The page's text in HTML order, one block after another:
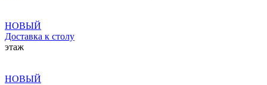
НОВЫЙ
Доставка к столу
этаж
НОВЫЙ